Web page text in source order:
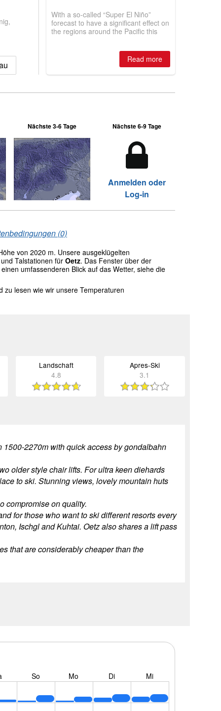
With a so-called “Super El Niño”
forecast to have a significant effect on
the regions around the Pacific this
where are the best odds?Read more
Nächste 3-6 Tage Nächste 6-9 Tage
Anmelden oder
Log-in
(0)
von 2020 m. Unsere ausgeklügelten
Talstationen für Oetz. Das Fenster über der
umfassenderen Blick auf das Wetter, siehe die
lesen wie wir unsere Temperaturen
Landschaft
4.8
Apres-Ski
3.1
2270m with quick access by gondalbahn
older style chair lifts. For ultra keen diehards
to ski. Stunning views, lovely mountain huts
compromise on quality.
for those who want to ski different resorts every
Ischgl and Kuhtai. Oetz also shares a lift pass
that are considerably cheaper than the